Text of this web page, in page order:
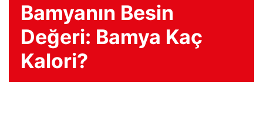
Bamyanın Besin
Değeri: Bamya Kaç
Kalori?